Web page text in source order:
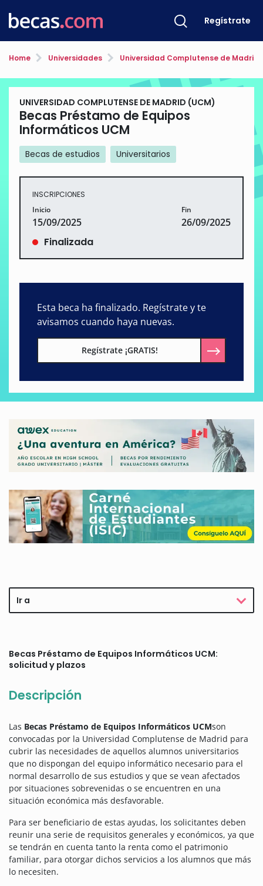
Regístrate
Home Universidades Universidad Complutense de Madrid
UNIVERSIDAD COMPLUTENSE DE MADRID (UCM)
Becas Préstamo de Equipos
Informáticos UCM
Becas de estudios Universitarios
INSCRIPCIONES
Inicio
15/09/2025
Fin
26/09/2025
Finalizada
Esta beca ha finalizado. Regístrate y te
avisamos cuando haya nuevas.
Regístrate ¡GRATIS!
Ir a
Becas Préstamo de Equipos Informáticos UCM:
solicitud y plazos
Descripción
Las Becas Préstamo de Equipos Informáticos UCMson
convocadas por la Universidad Complutense de Madrid para
cubrir las necesidades de aquellos alumnos universitarios
que no dispongan del equipo informático necesario para el
normal desarrollo de sus estudios y que se vean afectados
por situaciones sobrevenidas o se encuentren en una
situación económica más desfavorable.
Para ser beneficiario de estas ayudas, los solicitantes deben
reunir una serie de requisitos generales y económicos, ya que
se tendrán en cuenta tanto la renta como el patrimonio
familiar, para otorgar dichos servicios a los alumnos que más
lo necesiten.